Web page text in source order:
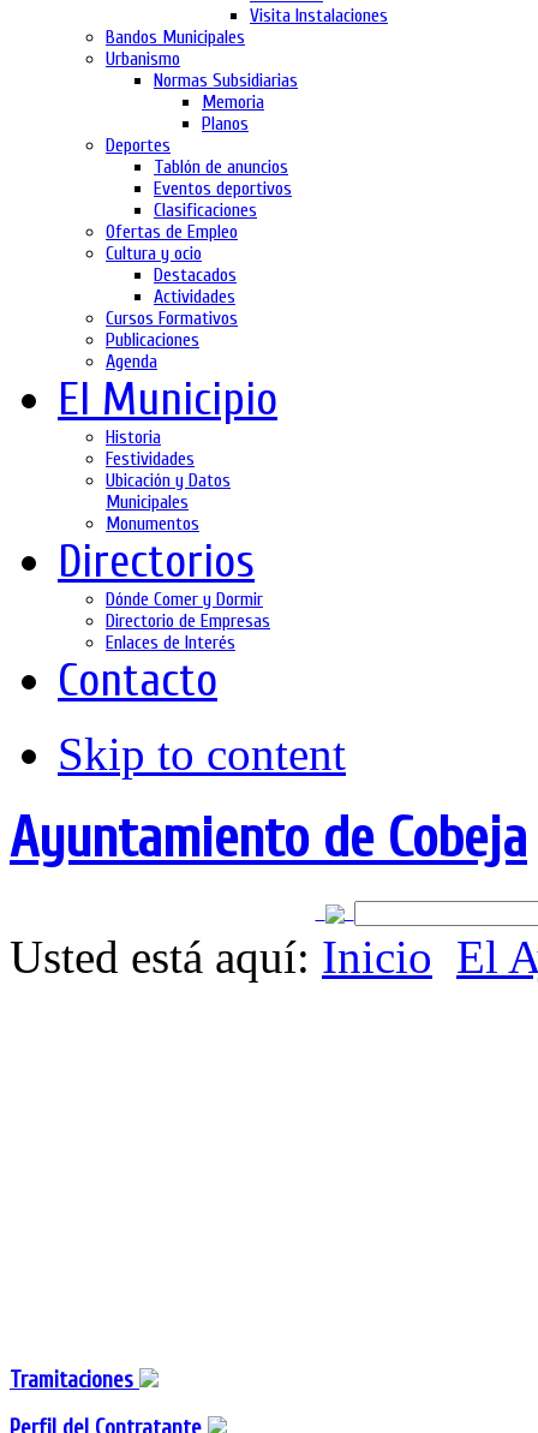
Visita Instalaciones
Bandos Municipales
Urbanismo
Normas Subsidiarias
Memoria
Planos
Deportes
Tablón de anuncios
Eventos deportivos
Clasificaciones
Ofertas de Empleo
Cultura y ocio
Destacados
Actividades
Cursos Formativos
Publicaciones
Agenda
El Municipio
Historia
Festividades
Ubicación y Datos
Municipales
Monumentos
Directorios
Dónde Comer y Dormir
Directorio de Empresas
Enlaces de Interés
Contacto
Skip to content
Ayuntamiento de Cobeja
Usted está aquí: Inicio El
Tramitaciones